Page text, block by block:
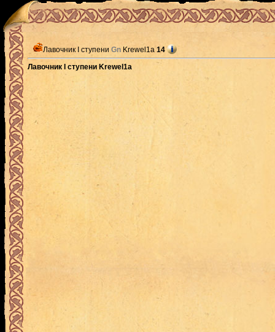
Лавочник I ступени Gn Krewel1a 14
Лавочник I ступени Krewel1a